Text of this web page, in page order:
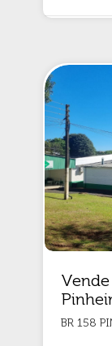
BR 158